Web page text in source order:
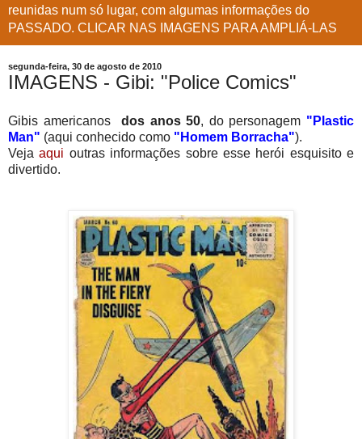
reunidas num só lugar, com algumas informações do
PASSADO. CLICAR NAS IMAGENS PARA AMPLIÁ-LAS
segunda-feira, 30 de agosto de 2010
IMAGENS - Gibi: "Police Comics"
Gibis americanos dos anos 50, do personagem "Plastic
Man" (aqui conhecido como "Homem Borracha").
Vejaaqui outras informações sobre esse herói esquisito e
divertido.